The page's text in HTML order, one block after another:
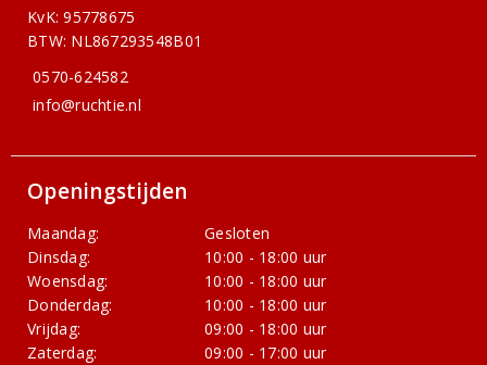
KvK: 95778675
BTW: NL867293548B01
0570-624582
info@ruchtie.nl
Openingstijden
Maandag:
Gesloten
Dinsdag:
10:00 - 18:00 uur
Woensdag:
10:00 - 18:00 uur
Donderdag:
10:00 - 18:00 uur
Vrijdag:
09:00 - 18:00 uur
Zaterdag:
09:00 - 17:00 uur